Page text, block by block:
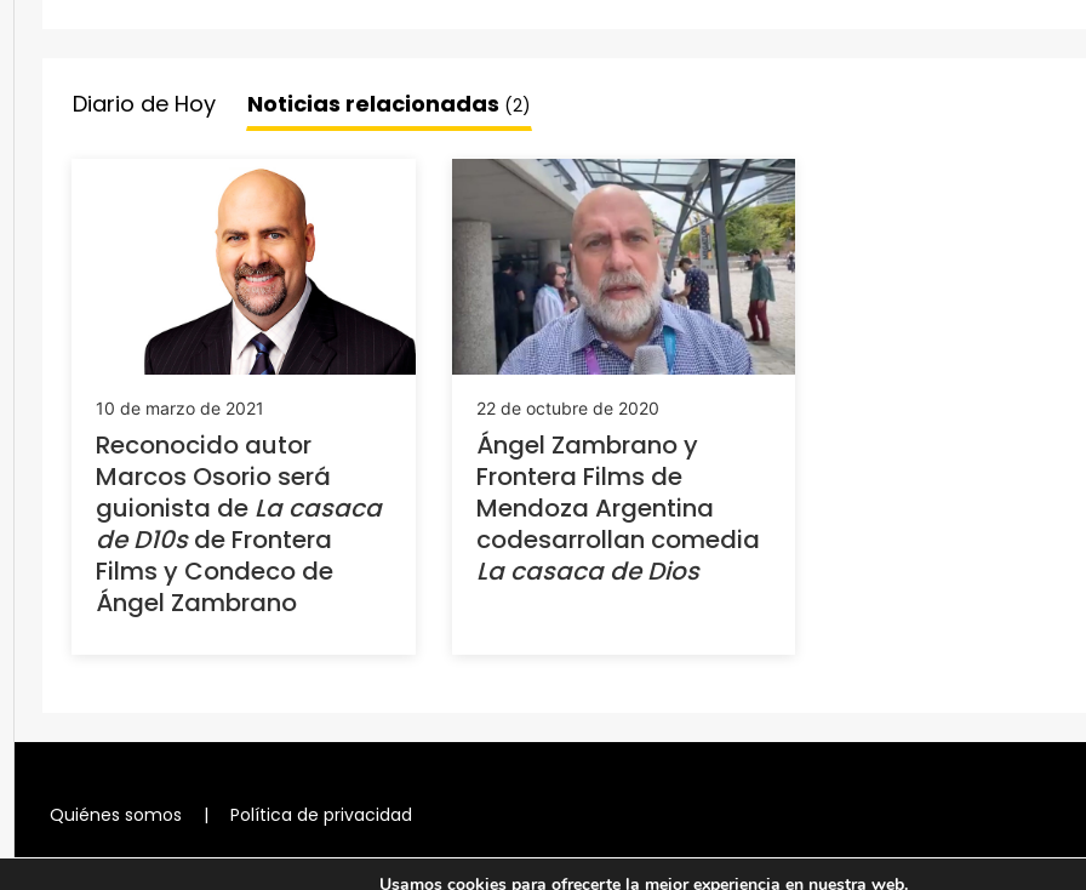
Diario de Hoy Noticias relacionadas (2)
10 de marzo de 2021
Reconocido autor
Marcos Osorio será
guionista de La casaca
de D10sde Frontera
Films y Condeco de
Ángel Zambrano
22 de octubre de 2020
Ángel Zambrano y
Frontera Films de
Mendoza Argentina
codesarrollan comedia
La casaca de Dios
Quiénes somos | Política de privacidad
Usamos cookies para ofrecerte la mejor experiencia en nuestra web.